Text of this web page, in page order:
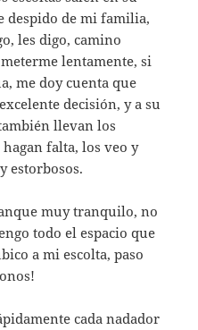
despido de mi familia,
les digo, camino
lentamente, si
me doy cuenta que
decisión, y a su
llevan los
falta, los veo y
estorbosos.
muy tranquilo, no
todo el espacio que
a mi escolta, paso
cada nadador